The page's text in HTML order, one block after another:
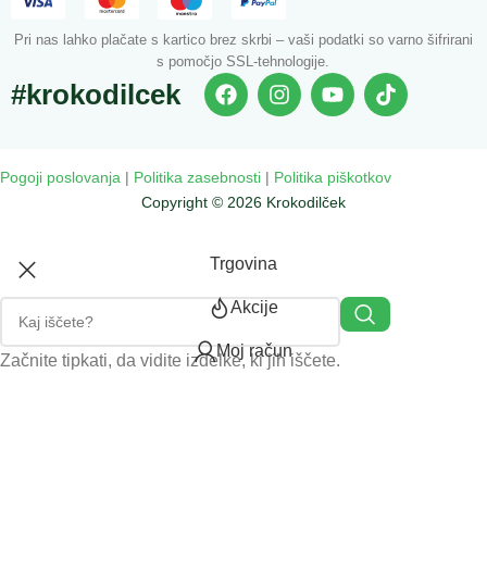
Pri nas lahko plačate s kartico brez skrbi – vaši podatki so varno šifrirani
s pomočjo SSL-tehnologije.
#krokodilcek
Copyright © 2026 Krokodilček
Pogoji poslovanja | Politika zasebnosti | Politika piškotkov
Začnite tipkati, da vidite izdelke, ki jih iščete.
Trgovina
Akcije
Moj račun